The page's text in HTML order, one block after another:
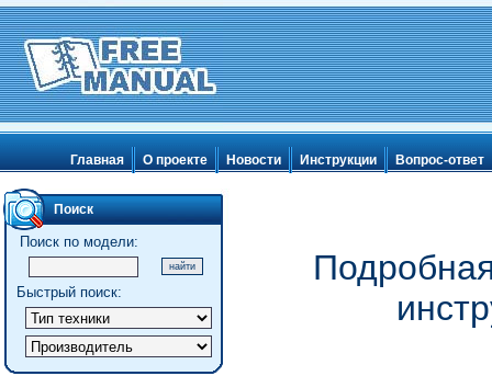
Главная О проекте Новости Инструкции Вопрос-ответ
Поиск
Поиск по модели:
Быстрый поиск: